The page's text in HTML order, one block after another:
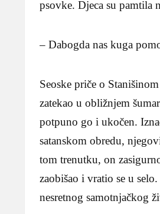
psovke. Djeca su pamtila
– Dabogda nas kuga
Seoske priče o
zatekao u obližnjem
potpuno go i ukočen.
satanskom obredu,
tom trenutku, on
zaobišao i vratio se u
nesretnog samotnjačkog